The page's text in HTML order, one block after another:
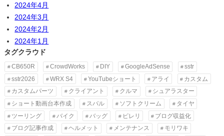
2024年4月
2024年3月
2024年2月
2024年1月
タグクラウド
CB650R CrowdWorks DIY GoogleAdSense
sstr
sstr2026
WRX S4 YouTubeショート アライ
カスタム
カスタムパーツ
クライアント クルマ
シュアラスター
ショート動画台本作成
スバル ソフトクリーム
タイヤ
ツーリング
バイク バッグ ピレリ
ブログ収益化
ブログ記事作成
ヘルメット メンテナンス
モリワキ